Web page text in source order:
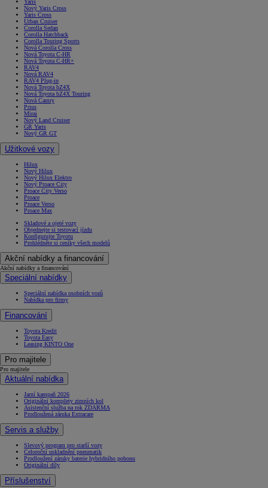
Yaris
Nový Yaris Cross
Yaris Cross
Urban Cruiser
Corolla Sedan
Corolla Hatchback
Corolla Touring Sports
Nová Corolla Cross
Nová Toyota C-HR
Nová Toyota C-HR+
RAV4
Nová RAV4
RAV4 Plug-in
Nová Toyota bZ4X
Nová Toyota bZ4X Touring
Nová Camry
Prius
Mirai
Nový Land Cruiser
GR Yaris
Nový GR GT
Užitkové vozy
Hilux
Nový Hilux
Nový Hilux Elektro
Nový Proace City
Proace City Verso
Proace
Proace Verso
Proace Max
Skladové a ojeté vozy
Objednejte si testovací jízdu
Konfigurujte Toyotu
Prohlédněte si ceníky všech modelů
Akční nabídky a financování
Akční nabídky a financování
Speciální nabídky
Speciální nabídka osobních vozů
Nabídka pro firmy
Financování
Toyota Kredit
Toyota Easy
Leasing KINTO One
Pro majitele
Pro majitele
Aktuální nabídka
Jarní kampaň 2026
Originální komplety zimních kol
Asistenční služba na rok ZDARMA
Prodloužená záruka Extracare
Servis a služby
Slevový program pro starší vozy
Celoroční uskladnění pneumatik
Prodloužení záruky baterie hybridního pohonu
Originální díly
Příslušenství